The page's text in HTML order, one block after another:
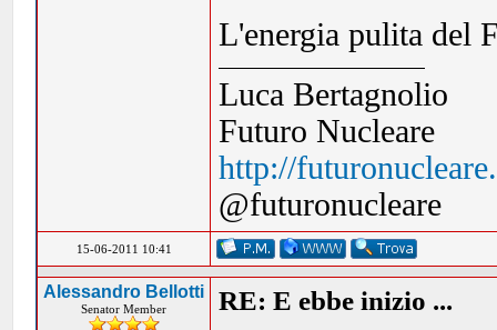
L'energia pulita del
Luca Bertagnolio
Futuro Nucleare
http://
@futuronucleare
15-06-2011 10:41
Alessandro Bellotti
Senator Member RE: E ebbe inizio ...